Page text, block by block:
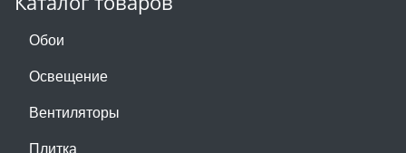
Обои
Освещение
Вентиляторы
Плитка